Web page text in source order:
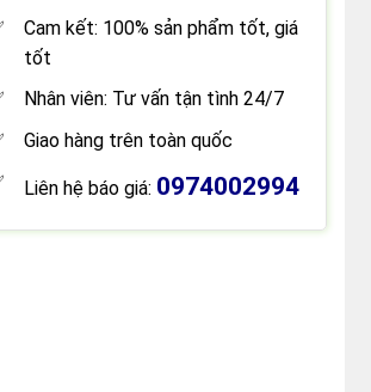
Cam kết: 100% sản phẩm tốt, giá
tốt
Nhân viên: Tư vấn tận tình 24/7
Giao hàng trên toàn quốc
Liên hệ báo giá: 0974002994